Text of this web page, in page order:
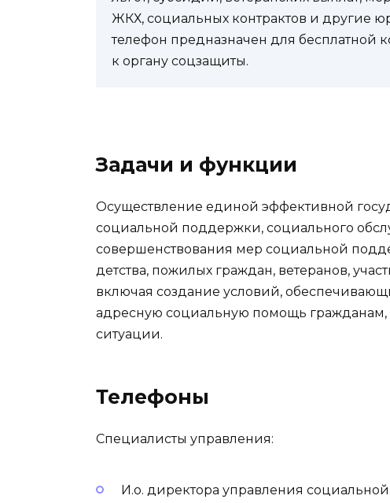
ЖКХ, социальных контрактов и другие
телефон предназначен для бесплатной
к органу соцзащиты.
Задачи и функции
Осуществление единой эффективной
социальной поддержки, социального
совершенствования мер социальной
детства, пожилых граждан, ветеранов,
включая создание условий,
адресную социальную помощь
ситуации.
Телефоны
Специалисты управления:
И.о. директора управления